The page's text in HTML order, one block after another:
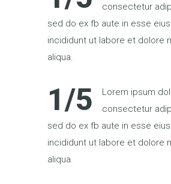
consectetur
sed do ex fb aute in esse
incididunt ut labore et dolore
aliqua.
1/5
Lorem ipsum
consectetur
sed do ex fb aute in esse
incididunt ut labore et dolore
aliqua.